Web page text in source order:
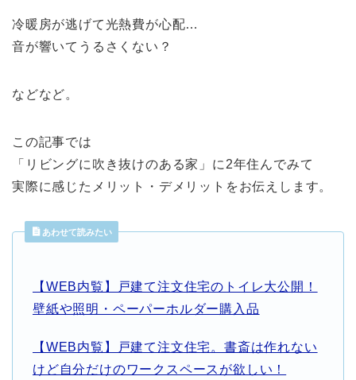
冷暖房が逃げて光熱費が心配…
音が響いてうるさくない？
などなど。
この記事では
「リビングに吹き抜けのある家」に2年住んでみて
実際に感じたメリット・デメリットをお伝えします。
あわせて読みたい
【WEB内覧】戸建て注文住宅のトイレ大公開！
壁紙や照明・ペーパーホルダー購入品
【WEB内覧】戸建て注文住宅。書斎は作れない
けど自分だけのワークスペースが欲しい！